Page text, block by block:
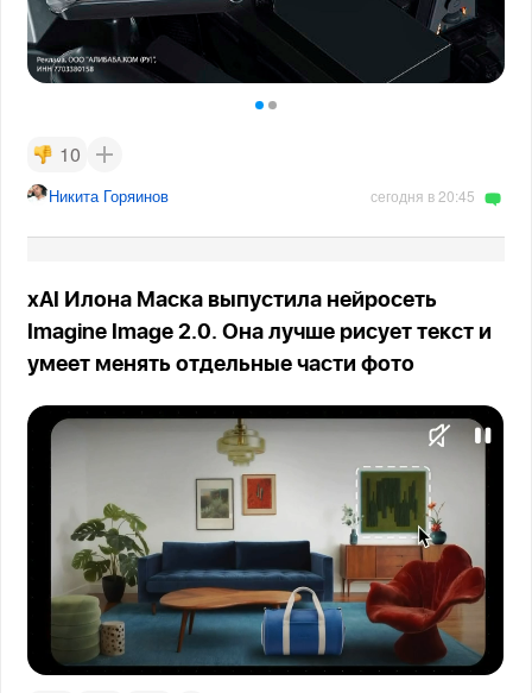
10
Никита Горяинов сегодня в 20:45
xAI Илона Маска выпустила нейросеть
Imagine Image 2.0. Она лучше рисует текст и
умеет менять отдельные части фото